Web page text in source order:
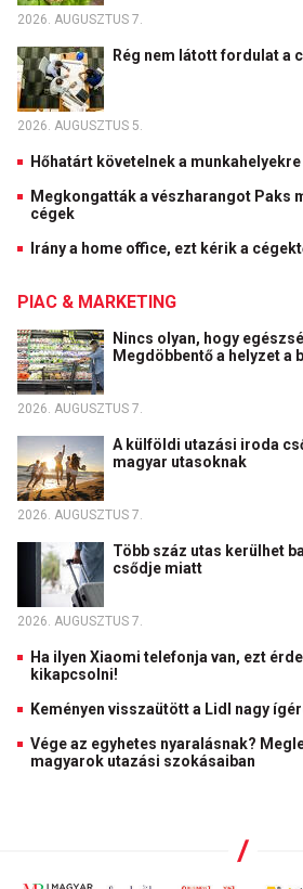
2026. AUGUSZTUS 7.
Rég nem látott fordulat a
2026. AUGUSZTUS 5.
Hőhatárt követelnek a munkahelyekre
Megkongatták a vészharangot Paks
cégek
Irány a home office, ezt kérik a
PIAC & MARKETING
Nincs olyan, hogy
Megdöbbentő a helyzet a
2026. AUGUSZTUS 7.
A külföldi utazási iroda
magyar utasoknak
2026. AUGUSZTUS 7.
Több száz utas kerülhet
csődje miatt
2026. AUGUSZTUS 7.
Ha ilyen Xiaomi telefonja van, ezt
kikapcsolni!
Keményen visszaütött a Lidl nagy
Vége az egyhetes nyaralásnak?
magyarok utazási szokásaiban